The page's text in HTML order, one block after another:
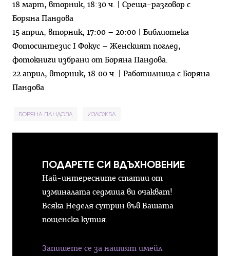
18 март, вторник, 18:30 ч. | Среща-разговор с
Боряна Пандова
15 април, вторник, 17:00 – 20:00 | Библиотека
Фотосинтезис I Фокус – Женският поглед,
фотокниги избрани от Боряна Пандова.
22 април, вторник, 18:00 ч. | Работилница с Боряна
Пандова
БОРЯНА ПАНДОВА ИЗЛОЖБА
ПОДАРЕТЕ СИ ВДЪХНОВЕНИЕ
Най-интересните статии от
изминалата седмица ви очакват!
Всяка Неделя сутрин във Вашата
пощенска кутия.
Запишете се за нашият имейл